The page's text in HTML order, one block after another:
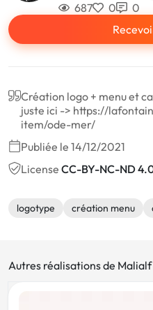
687 0
0
Création logo + menu et
juste ici -> https://
item/ode-mer/
Publiée le 14/12/2021
License CC-BY-NC-ND
logotype création menu
Autres réalisations de Malialf